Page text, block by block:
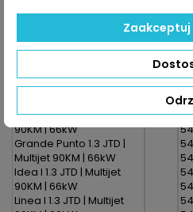
ALFA - ROMEO :
66kW
Doblo I 1.3 JTD | Multijet
Doblo II 1.3 JTD | Multijet
90KM | 66kW
Grande Punto 1.3 JTD |
Multijet 90KM | 66kW
Idea I 1.3 JTD | Multijet
90KM | 66kW
Linea I 1.3 JTD | Multijet
Z 13
DTH
Zaakceptuj